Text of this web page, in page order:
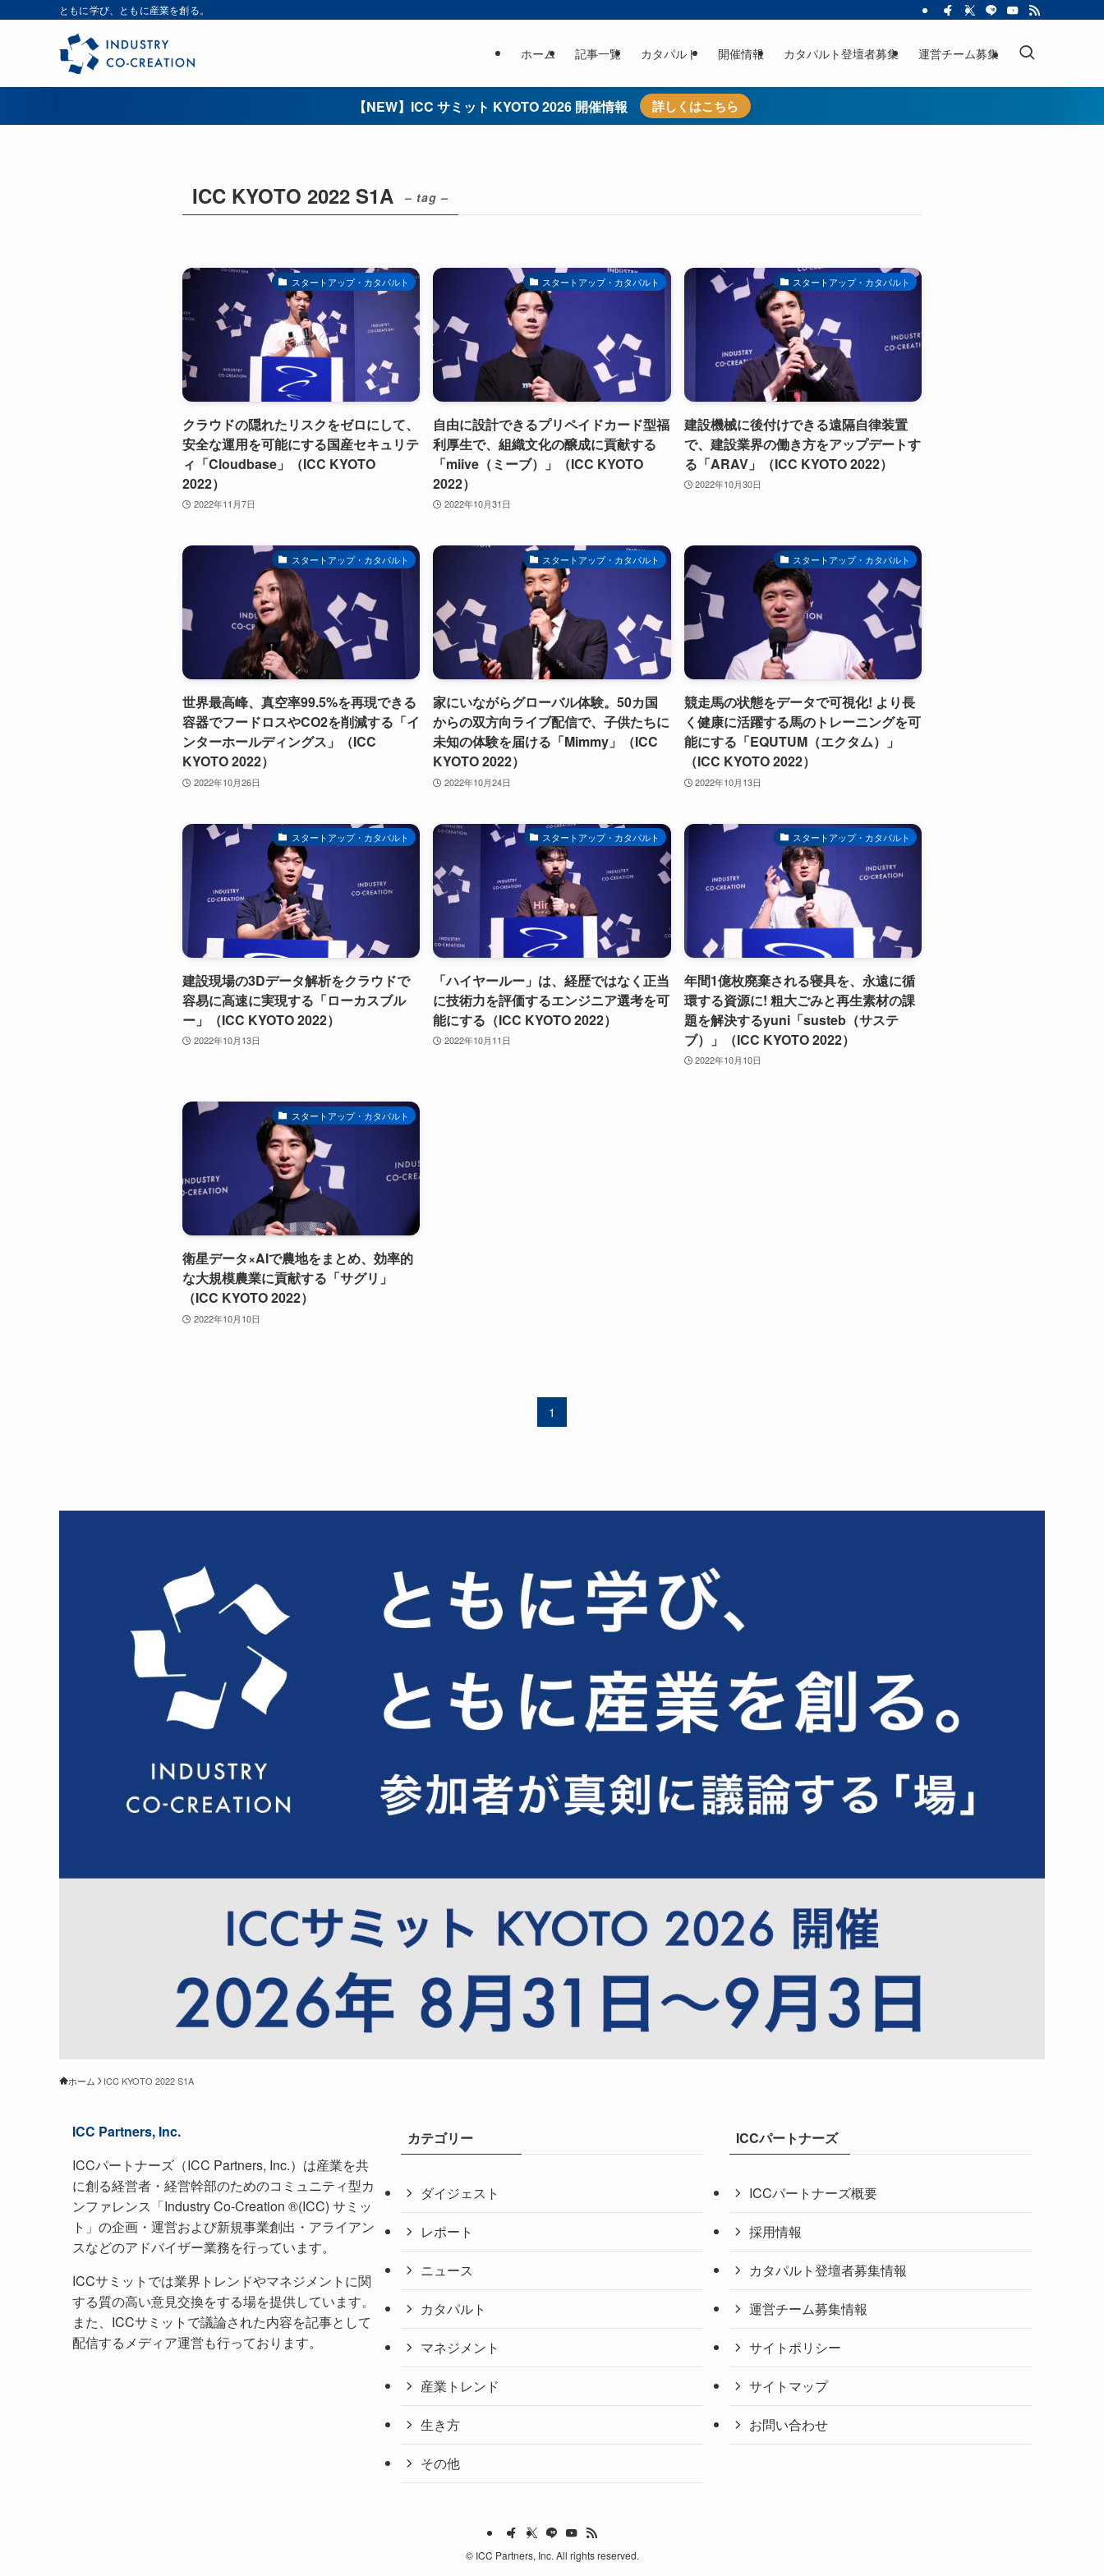
ともに学び、ともに産業を創る。
ホーム 記事一覧 カタパルト 開催情報 カタパルト登壇者募集 運営チーム募集
【NEW】ICC サミット KYOTO 2026 開催情報 詳しくはこちら
ICC KYOTO 2022 S1A – tag –
スタートアップ・カタパルト
クラウドの隠れたリスクをゼロにして、
安全な運用を可能にする国産セキュリテ
ィ「Cloudbase」（ICC KYOTO
2022）
2022年11月7日
スタートアップ・カタパルト
自由に設計できるプリペイドカード型福
利厚生で、組織文化の醸成に貢献する
「miive（ミーブ）」（ICC KYOTO
2022）
2022年10月31日
スタートアップ・カタパルト
建設機械に後付けできる遠隔自律装置
で、建設業界の働き方をアップデートす
る「ARAV」（ICC KYOTO 2022）
2022年10月30日
スタートアップ・カタパルト
世界最高峰、真空率99.5%を再現できる
容器でフードロスやCO2を削減する「イ
ンターホールディングス」（ICC
KYOTO 2022）
2022年10月26日
スタートアップ・カタパルト
家にいながらグローバル体験。50カ国
からの双方向ライブ配信で、子供たちに
未知の体験を届ける「Mimmy」（ICC
KYOTO 2022）
2022年10月24日
スタートアップ・カタパルト
競走馬の状態をデータで可視化! より長
く健康に活躍する馬のトレーニングを可
能にする「EQUTUM（エクタム）」
（ICC KYOTO 2022）
2022年10月13日
スタートアップ・カタパルト
建設現場の3Dデータ解析をクラウドで
容易に高速に実現する「ローカスブル
ー」（ICC KYOTO 2022）
2022年10月13日
スタートアップ・カタパルト
「ハイヤールー」は、経歴ではなく正当
に技術力を評価するエンジニア選考を可
能にする（ICC KYOTO 2022）
2022年10月11日
スタートアップ・カタパルト
年間1億枚廃棄される寝具を、永遠に循
環する資源に! 粗大ごみと再生素材の課
題を解決するyuni「susteb（サステ
ブ）」（ICC KYOTO 2022）
2022年10月10日
スタートアップ・カタパルト
衛星データ×AIで農地をまとめ、効率的
な大規模農業に貢献する「サグリ」
（ICC KYOTO 2022）
2022年10月10日
1
ホーム ICC KYOTO 2022 S1A
ICC Partners, Inc.
ICCパートナーズ（ICC Partners, Inc.）は産業を共
に創る経営者・経営幹部のためのコミュニティ型カ
ンファレンス「Industry Co-Creation ®(ICC) サミッ
ト」の企画・運営および新規事業創出・アライアン
スなどのアドバイザー業務を行っています。
ICCサミットでは業界トレンドやマネジメントに関
する質の高い意見交換をする場を提供しています。
また、ICCサミットで議論された内容を記事として
配信するメディア運営も行っております。
カテゴリー
ダイジェスト
レポート
ニュース
カタパルト
マネジメント
産業トレンド
生き方
その他
ICCパートナーズ
ICCパートナーズ概要
採用情報
カタパルト登壇者募集情報
運営チーム募集情報
サイトポリシー
サイトマップ
お問い合わせ
©ICC Partners, Inc. All rights reserved.